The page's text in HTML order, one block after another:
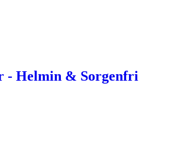
- Helmin & Sorgenfri